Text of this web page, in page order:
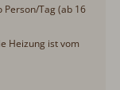
Tag (ab 16
Heizung ist vom